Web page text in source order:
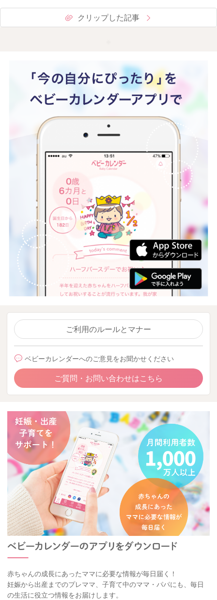
クリップした記事
ご利用のルールとマナー
ベビーカレンダーへのご意見をお聞かせください
ご質問・お問い合わせはこちら
赤ちゃんの成長にあったママに必要な情報が毎日届く！
妊娠から出産までのプレママ、子育て中のママ・パパにも、毎日
の生活に役立つ情報をお届けします。